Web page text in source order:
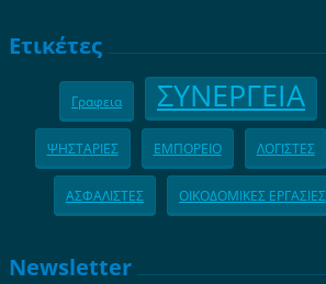
Ετικέτες
Γραφεια ΣΥΝΕΡΓΕΙΑ
ΨΗΣΤΑΡΙΕΣ ΕΜΠΟΡΕΙΟ ΛΟΓΙΣΤΕΣ
ΑΣΦΑΛΙΣΤΕΣ ΟΙΚΟΔΟΜΙΚΕΣ ΕΡΓΑΣΙΕΣ
Newsletter